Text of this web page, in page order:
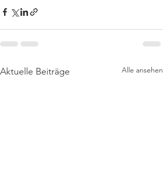
Aktuelle Beiträge Alle ansehen